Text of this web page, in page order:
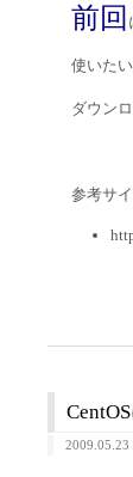
前回
使いた
ダウン
参考サイ
2009.05.23